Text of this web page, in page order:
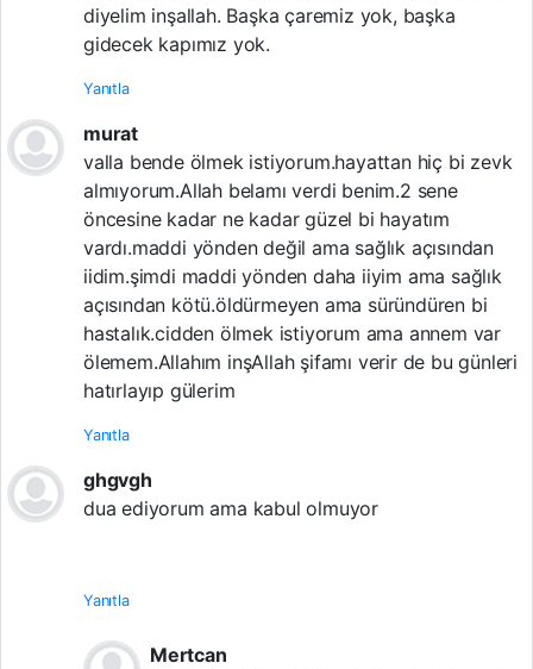
diyelim inşallah. Başka çaremiz yok, başka
gidecek kapımız yok.
Yanıtla
murat
valla bende ölmek istiyorum.hayattan hiç bi zevk
almıyorum.Allah belamı verdi benim.2 sene
öncesine kadar ne kadar güzel bi hayatım
vardı.maddi yönden değil ama sağlık açısından
iidim.şimdi maddi yönden daha iiyim ama sağlık
açısından kötü.öldürmeyen ama süründüren bi
hastalık.cidden ölmek istiyorum ama annem var
ölemem.Allahım inşAllah şifamı verir de bu günleri
hatırlayıp gülerim
Yanıtla
ghgvgh
dua ediyorum ama kabul olmuyor
Yanıtla
Mertcan